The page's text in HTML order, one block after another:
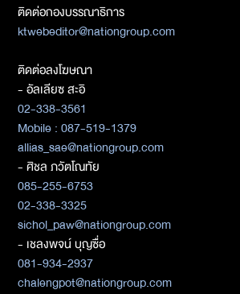
ติดต่อกองบรรณาธิการ
ktwebeditor@nationgroup.com
ติดต่อลงโฆษณา
- อัลเลียซ สะอิ
02-338-3561
Mobile : 087-519-1379
allias_sae@nationgroup.com
- ศิชล ภวัตโณทัย
085-255-6753
02-338-3325
sichol_paw@nationgroup.com
- เชลงพจน์ บุญซื่อ
081-934-2937
chalengpot@nationgroup.com